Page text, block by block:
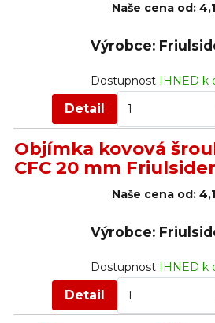
Naše cena od:
Výrobce:
DostupnostIHNED k
Detail
Objímka kovová
CFC 20 mm Friulsider
Naše cena od:
Výrobce:
DostupnostIHNED k
Detail